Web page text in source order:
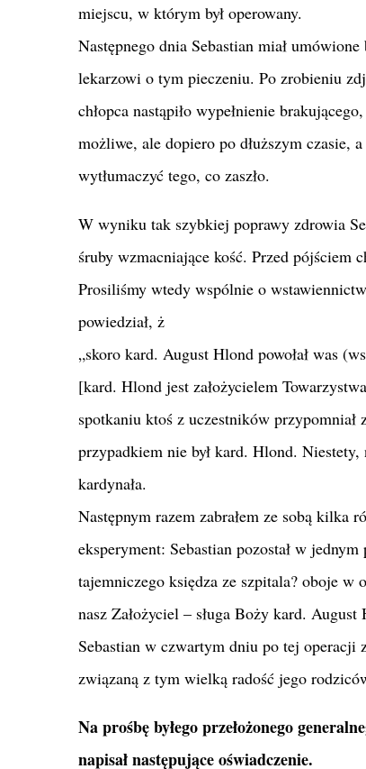
miejscu, w którym był operowany.
Następnego dnia Sebastian miał
lekarzowi o tym pieczeniu. Po zrobieniu
chłopca nastąpiło wypełnienie
możliwe, ale dopiero po dłuższym czasie,
wytłumaczyć tego, co zaszło.
W wyniku tak szybkiej poprawy zdrowia
śruby wzmacniające kość. Przed pójściem
Prosiliśmy wtedy wspólnie o
powiedział, ż
„skoro kard. August Hlond powołał was
[kard. Hlond jest założycielem
spotkaniu ktoś z uczestników
przypadkiem nie był kard. Hlond.
kardynała.
Następnym razem zabrałem ze sobą
eksperyment: Sebastian pozostał w
tajemniczego księdza ze szpitala? oboje w
nasz Założyciel – sługa Boży kard. August
Sebastian w czwartym dniu po tej operacji
związaną z tym wielką radość jego
Na prośbę byłego przełożonego
napisał następujące oświadczenie.